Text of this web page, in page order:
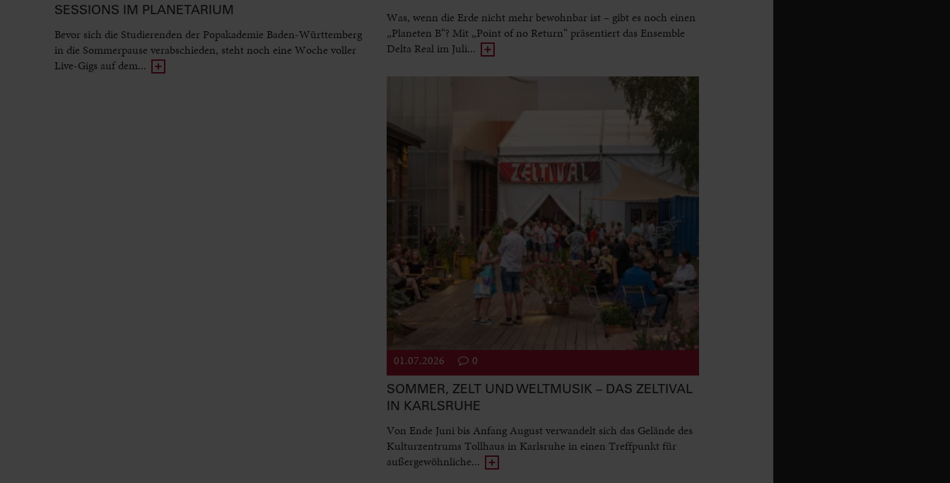
SESSIONS IM PLANETARIUM
Bevor sich die Studierenden der Popakademie Baden-Württemberg
in die Sommerpause verabschieden, steht noch eine Woche voller
Live-Gigs auf dem...
Was, wenn die Erde nicht mehr bewohnbar ist – gibt es noch einen
„Planeten B“? Mit „Point of no Return“ präsentiert das Ensemble
Delta Real im Juli...
01.07.2026 0
SOMMER, ZELT UND WELTMUSIK – DAS ZELTIVAL
IN KARLSRUHE
Von Ende Juni bis Anfang August verwandelt sich das Gelände des
Kulturzentrums Tollhaus in Karlsruhe in einen Treffpunkt für
außergewöhnliche...